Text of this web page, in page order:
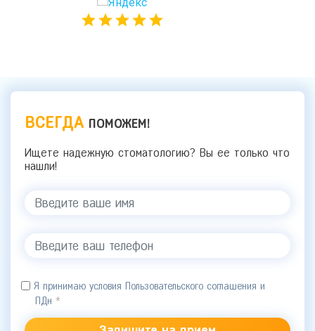
ВСЕГДА ПОМОЖЕМ!
Ищете надежную стоматологию? Вы ее только что
нашли!
Я принимаю условия Пользовательского соглашения и
ПДн *